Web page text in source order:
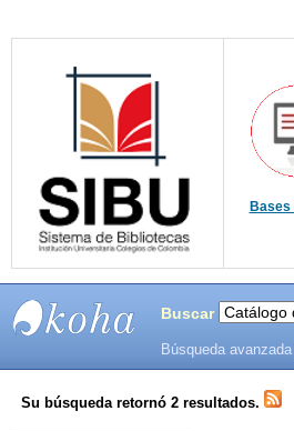
Bases
SISTEMAS
Buscar
Búsqueda avanzada
Su búsqueda retornó 2 resultados.